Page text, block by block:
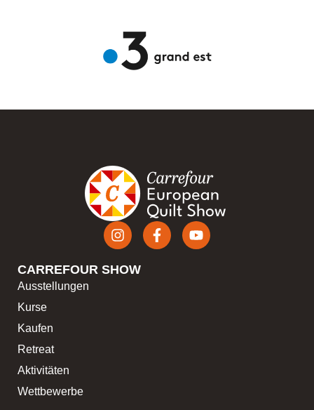
CARREFOUR SHOW
Ausstellungen
Kurse
Kaufen
Retreat
Aktivitäten
Wettbewerbe